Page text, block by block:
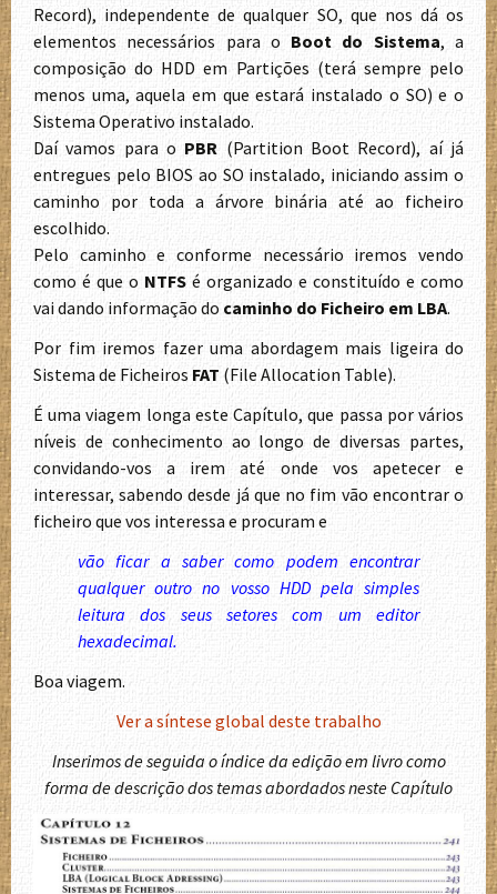
Record), independente de qualquer SO, que nos dá os
elementos necessários para o Boot do Sistema, a
composição do HDD em Partições (terá sempre pelo
menos uma, aquela em que estará instalado o SO) e o
Sistema Operativo instalado.
Daí vamos para o PBR (Partition Boot Record), aí já
entregues pelo BIOS ao SO instalado, iniciando assim o
caminho por toda a árvore binária até ao ficheiro
escolhido.
Pelo caminho e conforme necessário iremos vendo
como é que o NTFS é organizado e constituído e como
vai dando informação do caminho do Ficheiro em LBA.
Por fim iremos fazer uma abordagem mais ligeira do
Sistema de Ficheiros FAT (File Allocation Table).
É uma viagem longa este Capítulo, que passa por vários
níveis de conhecimento ao longo de diversas partes,
convidando-vos a irem até onde vos apetecer e
interessar, sabendo desde já que no fim vão encontrar o
ficheiro que vos interessa e procuram e
vão ficar a saber como podem encontrar
qualquer outro no vosso HDD pela simples
leitura dos seus setores com um editor
hexadecimal.
Boa viagem.
Ver a síntese global deste trabalho
Inserimos de seguida o índice da edição em livro como
forma de descrição dos temas abordados neste Capítulo